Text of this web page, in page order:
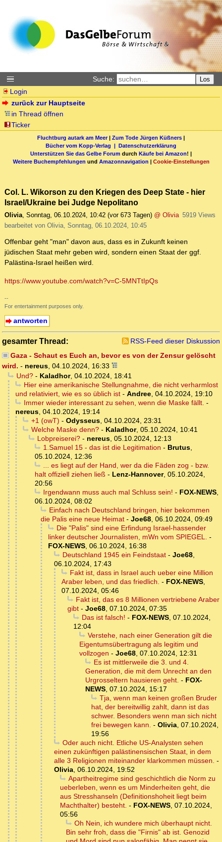
Suche: Los
Login
zurück zur Hauptseite
in Thread öffnen
Ticker
Fluchtburg autark am Meer| Zum Tode Jürgen Küßners |
Bücher vom Kopp-Verlag | Datenschutzerklärung
Unterstützen Sie das Gelbe Forum durch Käufe bei Amazon! |
Weitere Buchempfehlungen und Amazonnavigation | Cookie-Einstellungen
Col. L. Wikorson zu den Kriegen des Deep State - hier
Israel/Ukraine bei Judge Nepolitano
Olivia, Sonntag, 06.10.2024, 10:42 (vor 673 Tagen) @ Olivia 5919 Views
bearbeitet von Olivia, Sonntag, 06.10.2024, 10:45
Offenbar geht "man" davon aus, dass es in Zukunft keinen
jüdischen Staat mehr geben wird, sondern einen Staat der ggf.
Palästina-Israel heißen wird.
https://www.youtube.com/watch?v=C-5MNTtIpQs
--
For entertainment purposes only.
antworten
gesamter Thread:
RSS-Feed dieser Diskussion
Gaza - Schaut es Euch an, bevor es von der Zensur gelöscht
wird. - nereus, 04.10.2024, 16:33
Und?- Kaladhor, 04.10.2024, 18:41
Hier eine amerikanische Stellungnahme, die nicht verharmlost
und relativiert, wie es so üblich ist - Andree, 04.10.2024, 19:10
Immer wieder interessant zu sehen, wenn die Maske fällt. -
nereus, 04.10.2024, 19:14
+1 (owT) - Odysseus, 04.10.2024, 23:31
Welche Maske denn?- Kaladhor, 05.10.2024, 10:41
Lobpreiserei?- nereus, 05.10.2024, 12:13
1.Samuel 15 - das ist die Legitimation - Brutus,
05.10.2024, 12:36
... es liegt auf der Hand, wer da die Fäden zog - bzw.
halt offiziell ziehen ließ - Lenz-Hannover, 05.10.2024,
20:56
Irgendwann muss auch mal Schluss sein! - FOX-NEWS,
06.10.2024, 08:02
Einfach nach Deutschland bringen, hier bekommen
die Palis eine neue Heimat - Joe68, 06.10.2024, 09:49
Die "Palis" sind eine Erfindung Israel-hassender
linker deutscher Journalisten, mWn vom SPIEGEL. -
FOX-NEWS, 06.10.2024, 16:38
Deutschland 1945 ein Feindstaat- Joe68,
06.10.2024, 17:43
Fakt ist, dass in Israel auch ueber eine Million
Araber leben, und das friedlich. - FOX-NEWS,
07.10.2024, 05:46
Fakt ist, das es 8 Millionen vertriebene Araber
gibt - Joe68, 07.10.2024, 07:35
Das ist falsch! - FOX-NEWS, 07.10.2024,
12:04
Verstehe, nach einer Generation gilt die
Eigentumsübertragung als legitim und
vollzogen - Joe68, 07.10.2024, 12:31
Es ist mittlerweile die 3. und 4.
Generation, die mit dem Unrecht an den
Urgrosseltern hausieren geht. - FOX-
NEWS, 07.10.2024, 15:17
Tja, wenn man keinen großen Bruder
hat, der bereitwillig zahlt, dann ist das
schwer. Besonders wenn man sich nicht
frei bewegen kann. - Olivia, 07.10.2024,
19:56
Oder auch nicht. Etliche US-Analysten sehen
einen zukünftigen palästinensischen Staat, in dem
alle 3 Religionen miteinander klarkommen müssen. -
Olivia, 06.10.2024, 19:52
Apartheitregime sind geschichtlich die Norm zu
ueberleben, wenn es um Minderheiten geht, die
aus Stresshanseln (Definitionshoheit liegt beim
Machthalter) besteht. - FOX-NEWS, 07.10.2024,
05:56
Oh Nein, ich wundere mich überhaupt nicht.
Bin sehr froh, dass die "Firnis" ab ist. Genozid